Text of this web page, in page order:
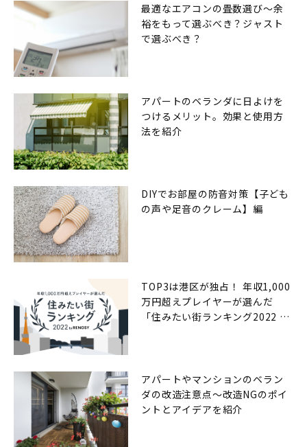
最適なエアコンの畳数選び〜余
裕をもって選ぶべき？ジャスト
で選ぶべき？
アパートのベランダに日よけを
つけるメリット。効果と使用方
法を紹介
DIYでお部屋の防音対策【子ども
の声や足音のクレーム】編
TOP3は港区が独占！ 年収1,000
万円超えプレイヤーが選んだ
「住みたい街ランキング2022 by
アパートやマンションのベラン
ダの改造注意点〜改造NGのポイ
ントとアイデアを紹介